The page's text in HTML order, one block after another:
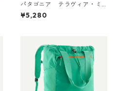
パタゴニア テラヴィア・ミ
ニ・ヒップ・パック 1L (カラ
ー Smolder Blue) Patagonia
¥5,280